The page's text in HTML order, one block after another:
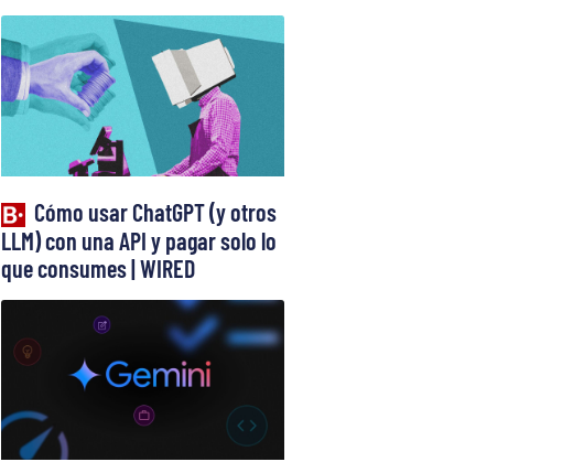
Cómo usar ChatGPT (y otros
LLM) con una API y pagar solo lo
que consumes | WIRED